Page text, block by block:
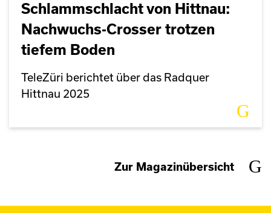
Schlammschlacht von Hittnau:
Nachwuchs-Crosser trotzen
tiefem Boden
TeleZüri berichtet über das Radquer
Hittnau 2025
Zur Magazinübersicht